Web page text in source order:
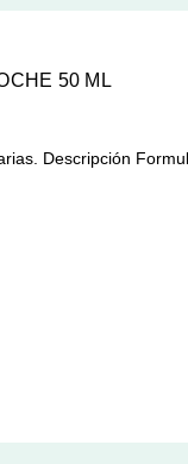
50 ML
Formulada con